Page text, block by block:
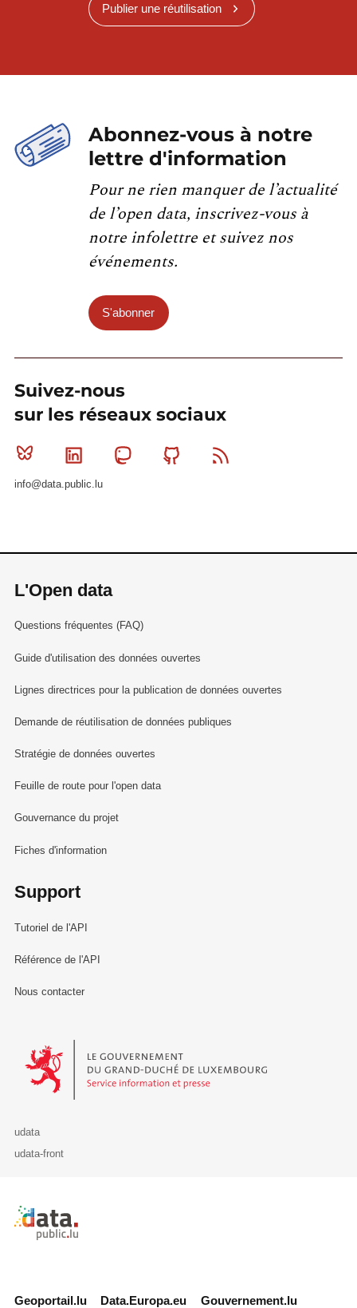
Publier une réutilisation
Abonnez-vous à notre
lettre d'information
Pour ne rien manquer de l’actualité
de l’open data, inscrivez-vous à
notre infolettre et suivez nos
événements.
S'abonner
Suivez-nous
sur les réseaux sociaux
Bluesky Linkedin MastodonGithub
info@data.public.lu
L'Open data
Questions fréquentes (FAQ)
Guide d'utilisation des données ouvertes
Lignes directrices pour la publication de données ouvertes
Demande de réutilisation de données publiques
Stratégie de données ouvertes
Feuille de route pour l'open data
Gouvernance du projet
Fiches d'information
Support
Tutoriel de l'API
Référence de l'API
Nous contacter
Le Gouvernement du Grand-Duché de Luxembourg - Service
udata
udata-front
Retour à l'accueil de data.public.lu
Geoportail.lu Data.Europa.eu Gouvernement.lu